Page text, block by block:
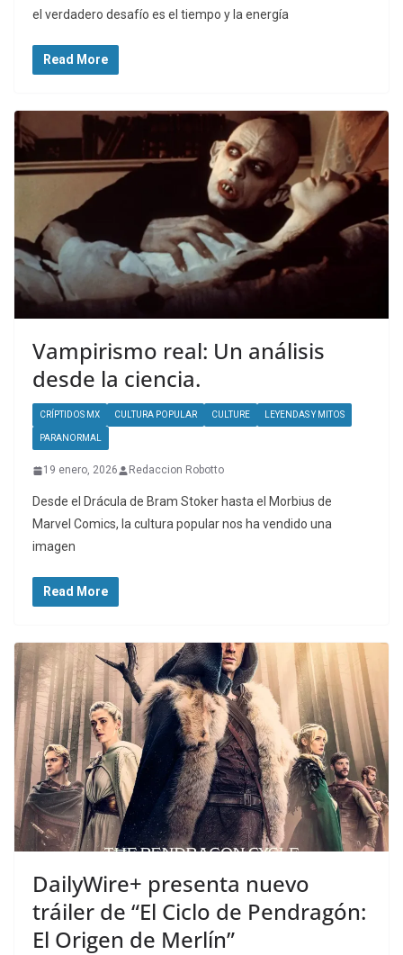
el verdadero desafío es el tiempo y la energía
Read More
Vampirismo real: Un análisis
desde la ciencia.
CRÍPTIDOS MX CULTURA POPULAR CULTURE LEYENDAS Y MITOS
PARANORMAL
19 enero, 2026 Redaccion Robotto
Desde el Drácula de Bram Stoker hasta el Morbius de
Marvel Comics, la cultura popular nos ha vendido una
imagen
Read More
DailyWire+ presenta nuevo
tráiler de “El Ciclo de Pendragón:
El Origen de Merlín”